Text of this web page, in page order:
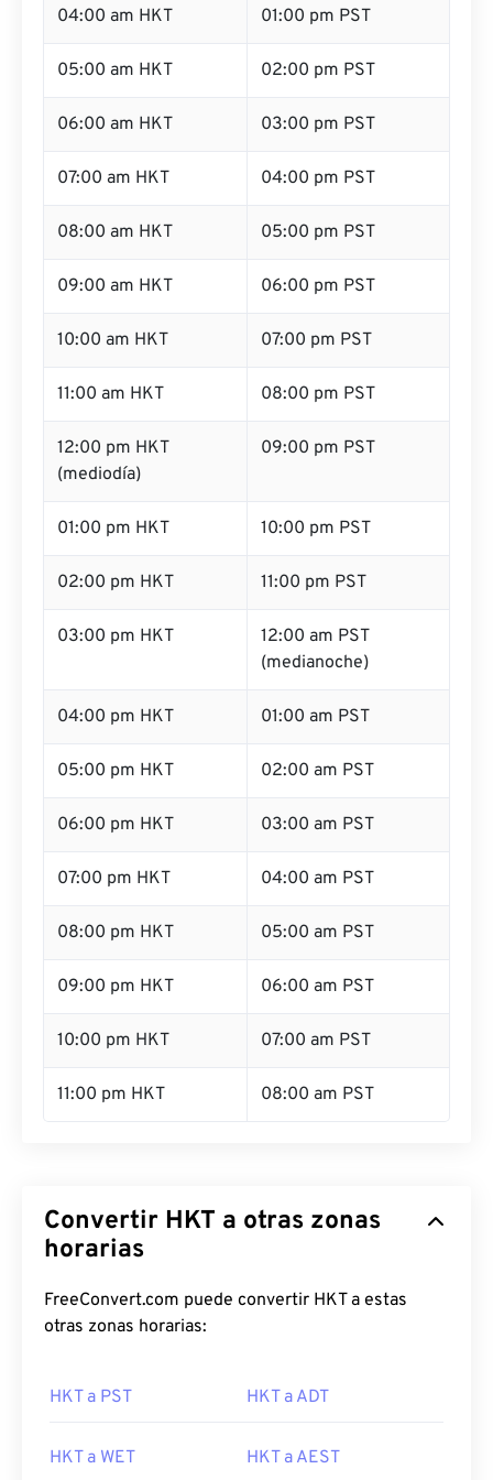
04:00 am HKT 01:00 pm PST
05:00 am HKT 02:00 pm PST
06:00 am HKT 03:00 pm PST
07:00 am HKT 04:00 pm PST
08:00 am HKT 05:00 pm PST
09:00 am HKT 06:00 pm PST
10:00 am HKT 07:00 pm PST
11:00 am HKT 08:00 pm PST
12:00 pm HKT
(mediodía)
09:00 pm PST
01:00 pm HKT 10:00 pm PST
02:00 pm HKT 11:00 pm PST
03:00 pm HKT
12:00 am PST
(medianoche)
04:00 pm HKT 01:00 am PST
05:00 pm HKT 02:00 am PST
06:00 pm HKT 03:00 am PST
07:00 pm HKT 04:00 am PST
08:00 pm HKT 05:00 am PST
09:00 pm HKT 06:00 am PST
10:00 pm HKT 07:00 am PST
11:00 pm HKT 08:00 am PST
Convertir HKT a otras zonas
horarias
FreeConvert.com puede convertir HKT a estas
otras zonas horarias:
HKT a PST HKT a ADT
HKT a WET HKT a AEST